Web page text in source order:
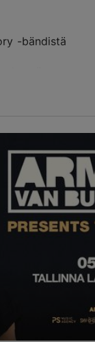
-bändistä
rajun